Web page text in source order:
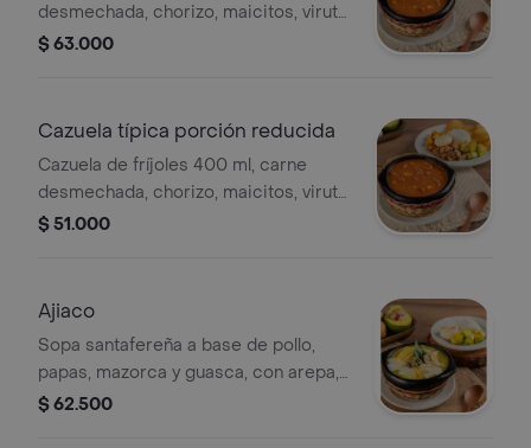
desmechada, chorizo, maicitos, viruta
de papa, chicharroncitos, maduro,
$ 63.000
Cazuela típica porción reducida
Cazuela de fríjoles 400 ml, carne
desmechada, chorizo, maicitos, viruta
de papa, chicharrón, maduro, arroz,
$ 51.000
Ajiaco
Sopa santafereña a base de pollo,
papas, mazorca y guasca, con arepa,
arroz, aguacate, crema de leche y
$ 62.500